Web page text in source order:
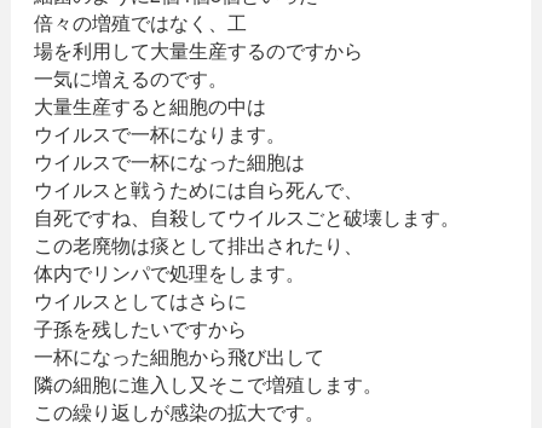
倍々の増殖ではなく、工
場を利用して大量生産するのですから
一気に増えるのです。
大量生産すると細胞の中は
ウイルスで一杯になります。
ウイルスで一杯になった細胞は
ウイルスと戦うためには自ら死んで、
自死ですね、自殺してウイルスごと破壊します。
この老廃物は痰として排出されたり、
体内でリンパで処理をします。
ウイルスとしてはさらに
子孫を残したいですから
一杯になった細胞から飛び出して
隣の細胞に進入し又そこで増殖します。
この繰り返しが感染の拡大です。